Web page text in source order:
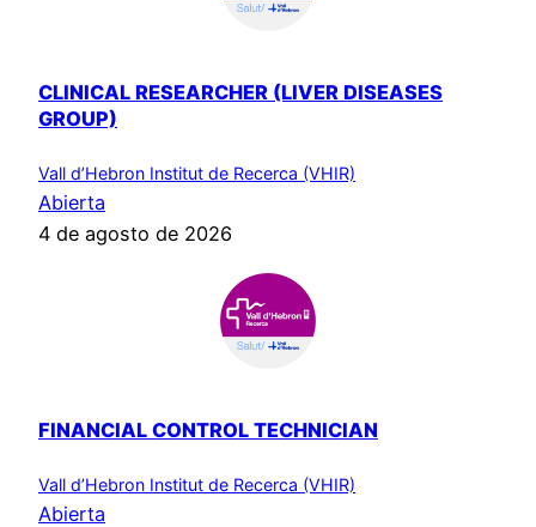
CLINICAL RESEARCHER (LIVER DISEASES
GROUP)
Vall d’Hebron Institut de Recerca (VHIR)
Abierta
4 de agosto de 2026
FINANCIAL CONTROL TECHNICIAN
Vall d’Hebron Institut de Recerca (VHIR)
Abierta